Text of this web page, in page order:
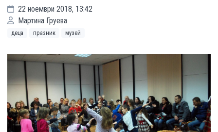
22 ноември 2018, 13:42
Мартина Груева
деца празник музей